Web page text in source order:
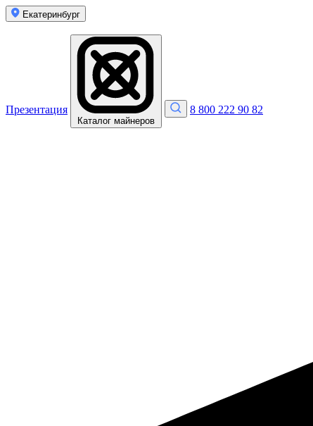
Екатеринбург
Презентация
Каталог майнеров
8 800 222 90 82